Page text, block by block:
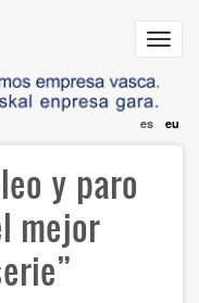
es eu
y paro
mejor